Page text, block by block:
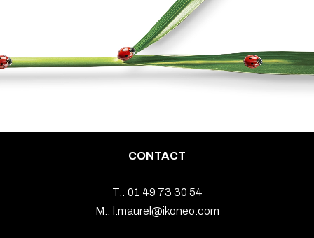
CONTACT
T.: 01 49 73 30 54
M.:
l.maurel@ikoneo.com